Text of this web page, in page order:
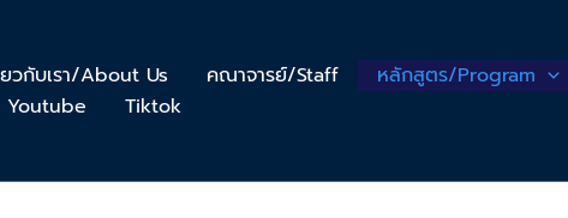
วกับเรา/About Us คณาจารย์/Staff หลักสูตร/Program
Youtube Tiktok